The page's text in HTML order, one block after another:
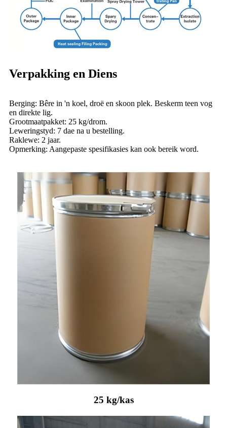
Verpakking en Diens
Berging: Bêre in 'n koel, droë en skoon plek. Beskerm teen vog
en direkte lig.
Grootmaatpakket: 25 kg/drom.
Leweringstyd: 7 dae na u bestelling.
Raklewe: 2 jaar.
Opmerking: Aangepaste spesifikasies kan ook bereik word.
25 kg/kas